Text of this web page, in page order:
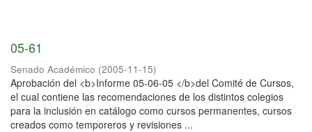
05-61
Senado Académico (2005-11-15)
Aprobación del <b>Informe 05-06-05 </b>del Comité de Cursos,
el cual contiene las recomendaciones de los distintos colegios
para la inclusión en catálogo como cursos permanentes, cursos
creados como temporeros y revisiones ...